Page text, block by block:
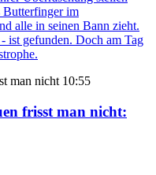
Butterfinger im
alle in seinen Bann zieht.
ist gefunden. Doch am Tag
10:55
frisst man nicht: